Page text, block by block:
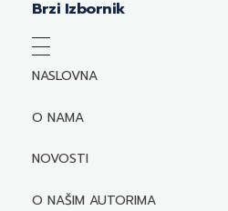
Brzi Izbornik
NASLOVNA
O NAMA
NOVOSTI
O NAŠIM AUTORIMA